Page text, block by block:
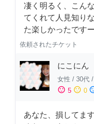
凄く明るく、こん
てくれて人見知り
た楽しかったです
依頼されたチケット
にこにん
女性 / 30代 /
sentiment_satisfied 5 sentiment_neutral 0
あなた、損してま